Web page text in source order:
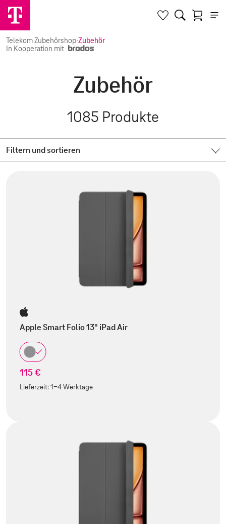
Telekom Zubehörshop·Zubehör
In Kooperation mit
Zubehör
1085 Produkte
Filtern und sortieren
Apple Smart Folio 13" iPad Air
115 €
Lieferzeit:1-4 Werktage